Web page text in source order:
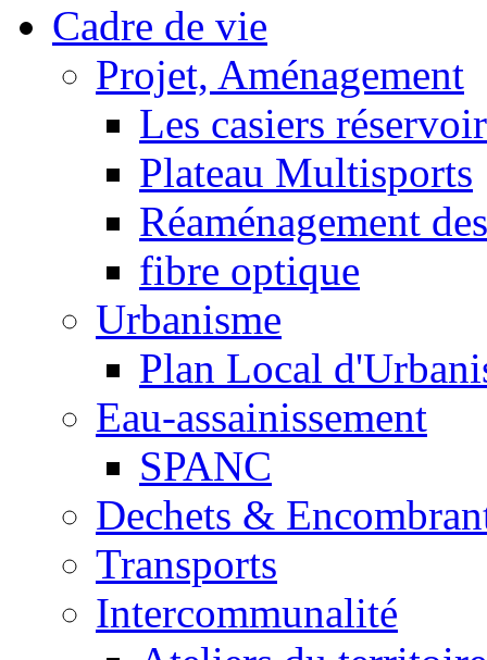
Cadre de vie
Projet, Aménagement
Les casiers
Plateau Multisports
Réaménagement
fibre optique
Urbanisme
Plan Local
Eau-assainissement
SPANC
Dechets &
Transports
Intercommunalité